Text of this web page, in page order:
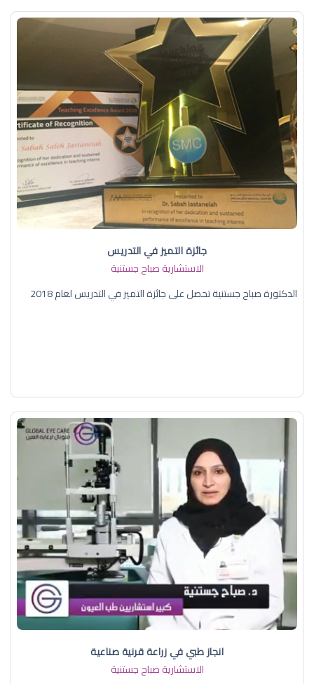
جائزة التميز في التدريس
الاستشارية صباح جستنية
الدكتورة صباح جستنية تحصل على جائزة التميز في التدريس لعام 2018
انجاز طبي في زراعة قرنية صناعية
الاستشارية صباح جستنية